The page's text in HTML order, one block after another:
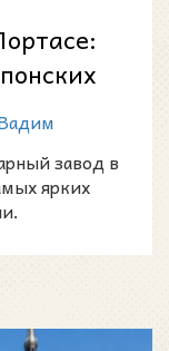
завод в
ярких